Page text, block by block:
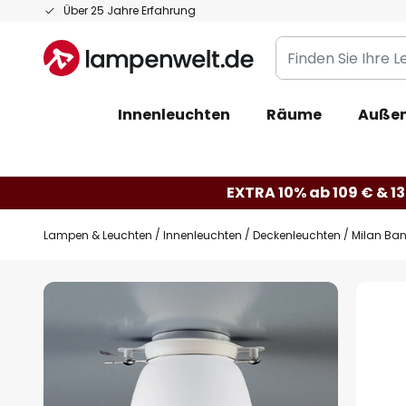
Über 25 Jahre Erfahrung
Zum
springen
Finden
Sie
Leuchte...
Innenleuchten Räume
EXTRA 10% ab 109 € &
Lampen & Leuchten Innenleuchten Deckenleuchten Milan
Zum
Bildgalerie